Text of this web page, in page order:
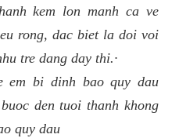
kem lon manh ca ve
rong, dac biet la doi voi
tre dang day thi.·
em bi dinh bao quy dau
den tuoi thanh khong
quy dau